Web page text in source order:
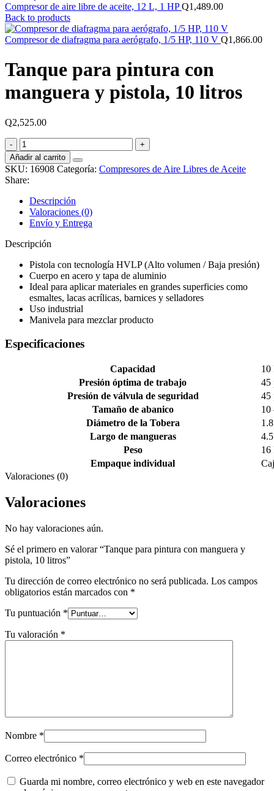
Compresor de aire libre de aceite, 12 L, 1 HPQ1,489.00
Back to products
Compresor de diafragma para aerógrafo, 1/5 HP, 110 V Q1,866.00
Tanque para pintura con
manguera y pistola, 10 litros
Q2,525.00
Tanque
para
pintura
con
manguera
y
pistola,
10
litros
cantidad
Añadir al carrito
SKU: 16908 Categoría: Compresores de Aire Libres de Aceite
Share:
Descripción
Valoraciones (0)
Envío y Entrega
Descripción
Pistola con tecnología HVLP (Alto volumen / Baja presión)
Cuerpo en acero y tapa de aluminio
Ideal para aplicar materiales en grandes superficies como
esmaltes, lacas acrílicas, barnices y selladores
Uso industrial
Manivela para mezclar producto
Especificaciones
Capacidad
10
Presión óptima de trabajo
45
Presión de válvula de seguridad
45
Tamaño de abanico
10
Diámetro de la Tobera
Largo de mangueras
Peso
16
Empaque individual
Valoraciones (0)
Valoraciones
No hay valoraciones aún.
Sé el primero en valorar “Tanque para pintura con manguera y
pistola, 10 litros”
Tu dirección de correo electrónico no será publicada. Los campos
obligatorios están marcados con *
Tu puntuación *
Tu valoración *
Nombre *
Correo electrónico *
Guarda mi nombre, correo electrónico y web en este navegador